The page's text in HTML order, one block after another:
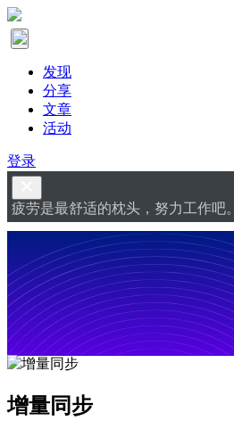
发现
分享
文章
活动
登录
疲劳是最舒适的枕头，努力工作吧。
增量同步